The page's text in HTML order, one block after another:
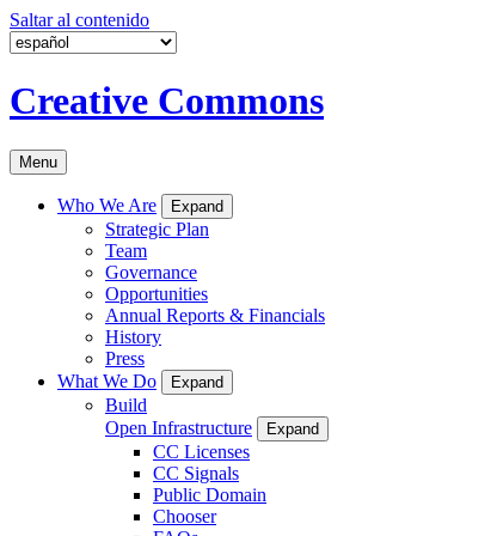
Saltar al contenido
Creative Commons
Menu
Who We Are Expand
Strategic Plan
Team
Governance
Opportunities
Annual Reports & Financials
History
Press
What We Do
Expand
Build
Open Infrastructure
Expand
CC Licenses
CC Signals
Public Domain
Chooser